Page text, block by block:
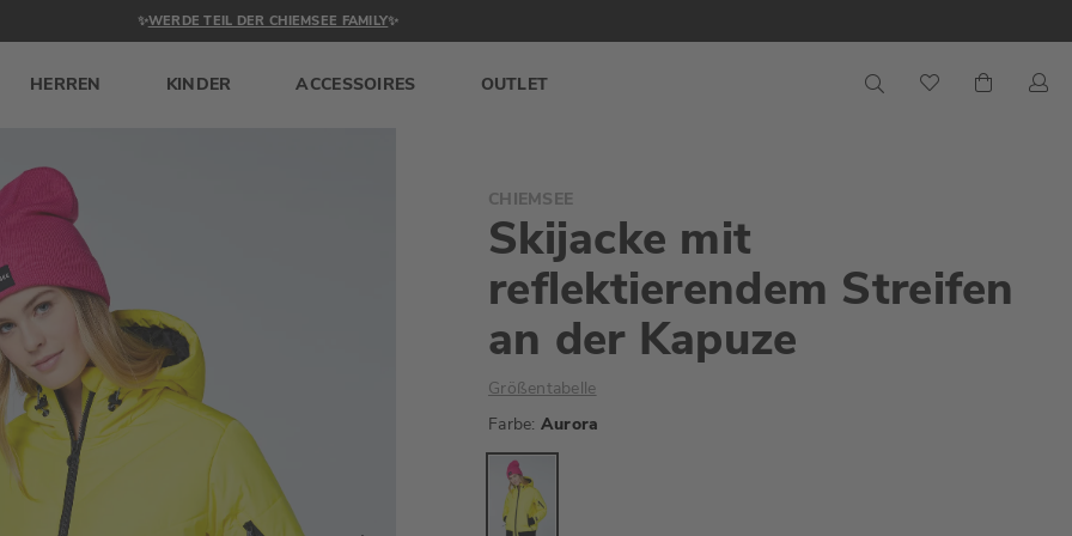
✨WERDE TEIL DER CHIEMSEE FAMILY✨
HERREN KINDER ACCESSOIRES OUTLET
Mein
CHIEMSEE
Skijacke mit
reflektierendem Streifen
an der Kapuze
Größentabelle
Farbe Aurora